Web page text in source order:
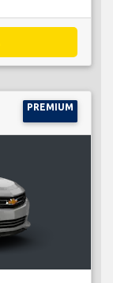
PREMIUM